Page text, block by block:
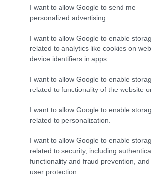
I want to allow Google to send me
personalized advertising.
I want to allow Google to enable
related to analytics like cookies on
device identifiers in apps.
I want to allow Google to enable
related to functionality of the website
I want to allow Google to enable
related to personalization.
I want to allow Google to enable
related to security, including
functionality and fraud prevention,
user protection.
Dunque, nonostante tutti i soldi
centrali stanno iniettando per
le banche non erogano credito
Questo cosa vuol dire? Che le
se non accompagnate da politiche
coraggiose, non daranno mai
mercati che questo governo
avere. Con i soldi in arrivo
infrastrutturale, riforme nel campo
industriali, nel campo della
campo bancario, nel sistema